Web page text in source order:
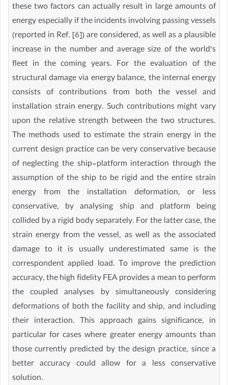
these two factors can actually result in large amounts of
energy especially if the incidents involving passing vessels
(reported in Ref. [6]) are considered, as well as a plausible
increase in the number and average size of the world’s
fleet in the coming years. For the evaluation of the
structural damage via energy balance, the internal energy
consists of contributions from both the vessel and
installation strain energy. Such contributions might vary
upon the relative strength between the two structures.
The methods used to estimate the strain energy in the
current design practice can be very conservative because
of neglecting the ship-platform interaction through the
assumption of the ship to be rigid and the entire strain
energy from the installation deformation, or less
conservative, by analysing ship and platform being
collided by a rigid body separately. For the latter case, the
strain energy from the vessel, as well as the associated
damage to it is usually underestimated same is the
correspondent applied load. To improve the prediction
accuracy, the high fidelity FEA provides a mean to perform
the coupled analyses by simultaneously considering
deformations of both the facility and ship, and including
their interaction. This approach gains significance, in
particular for cases where greater energy amounts than
those currently predicted by the design practice, since a
better accuracy could allow for a less conservative
solution.